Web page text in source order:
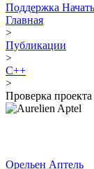
Поддержка
Главная
>
Публикации
>
C++
>
Проверка
Орельен Аптель